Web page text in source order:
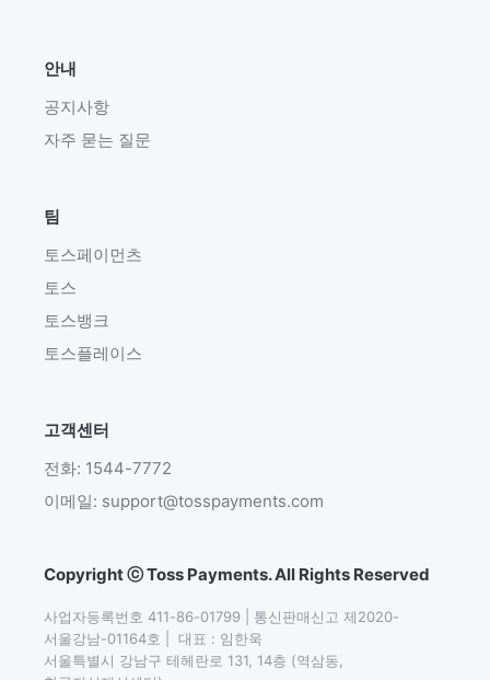
안내
공지사항
자주 묻는 질문
팀
토스페이먼츠
토스
토스뱅크
토스플레이스
고객센터
전화: 1544-7772
이메일: support@tosspayments.com
Copyright ⓒ Toss Payments. All Rights Reserved
사업자등록번호 411-86-01799 | 통신판매신고 제2020-
서울강남-01164호 |  대표 : 임한욱
서울특별시 강남구 테헤란로 131, 14층 (역삼동,